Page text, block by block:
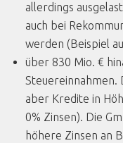
allerdings
auch bei
werden (Beispiel
über 830 Mio. €
Steuereinnahmen.
aber Kredite in
0% Zinsen). Die
höhere Zinsen an